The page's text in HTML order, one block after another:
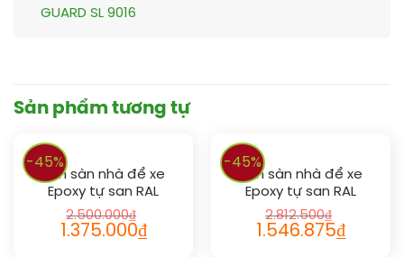
GUARD SL 9016
Sản phẩm tương tự
-45%
Sơn sàn nhà để xe
Epoxy tự san RAL
GARAGE GUARD SL 1027
2.500.000₫
1.375.000₫
-45%
Sơn sàn nhà để xe
Epoxy tự san RAL
GARAGE GUARD SL 1004
2.812.500₫
1.546.875₫